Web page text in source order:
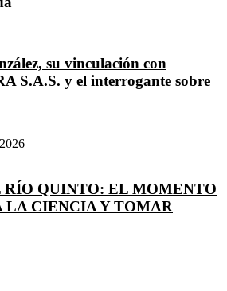
su vinculación con
S.A.S. y el interrogante sobre
QUINTO: EL MOMENTO
LA CIENCIA Y TOMAR